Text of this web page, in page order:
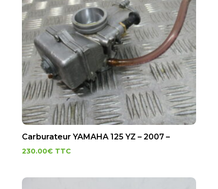
Carburateur YAMAHA 125 YZ – 2007 –
230.00€ TTC